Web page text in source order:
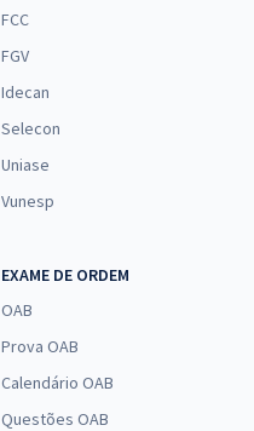
FCC
FGV
Idecan
Selecon
Uniase
Vunesp
EXAME DE ORDEM
OAB
Prova OAB
Calendário OAB
Questões OAB